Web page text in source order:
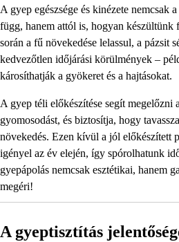
A gyep egészsége és kinézete nemcsak
függ, hanem attól is, hogyan készültünk
során a fű növekedése lelassul, a pázsit
kedvezőtlen időjárási körülmények –
károsíthatják a gyökeret és a hajtásokat.
A gyep téli előkészítése segít megelőzni
gyomosodást, és biztosítja, hogy
növekedés. Ezen kívül a jól előkészített
igényel az év elején, így spórolhatunk
gyepápolás nemcsak esztétikai, hanem
megéri!
A gyeptisztítás